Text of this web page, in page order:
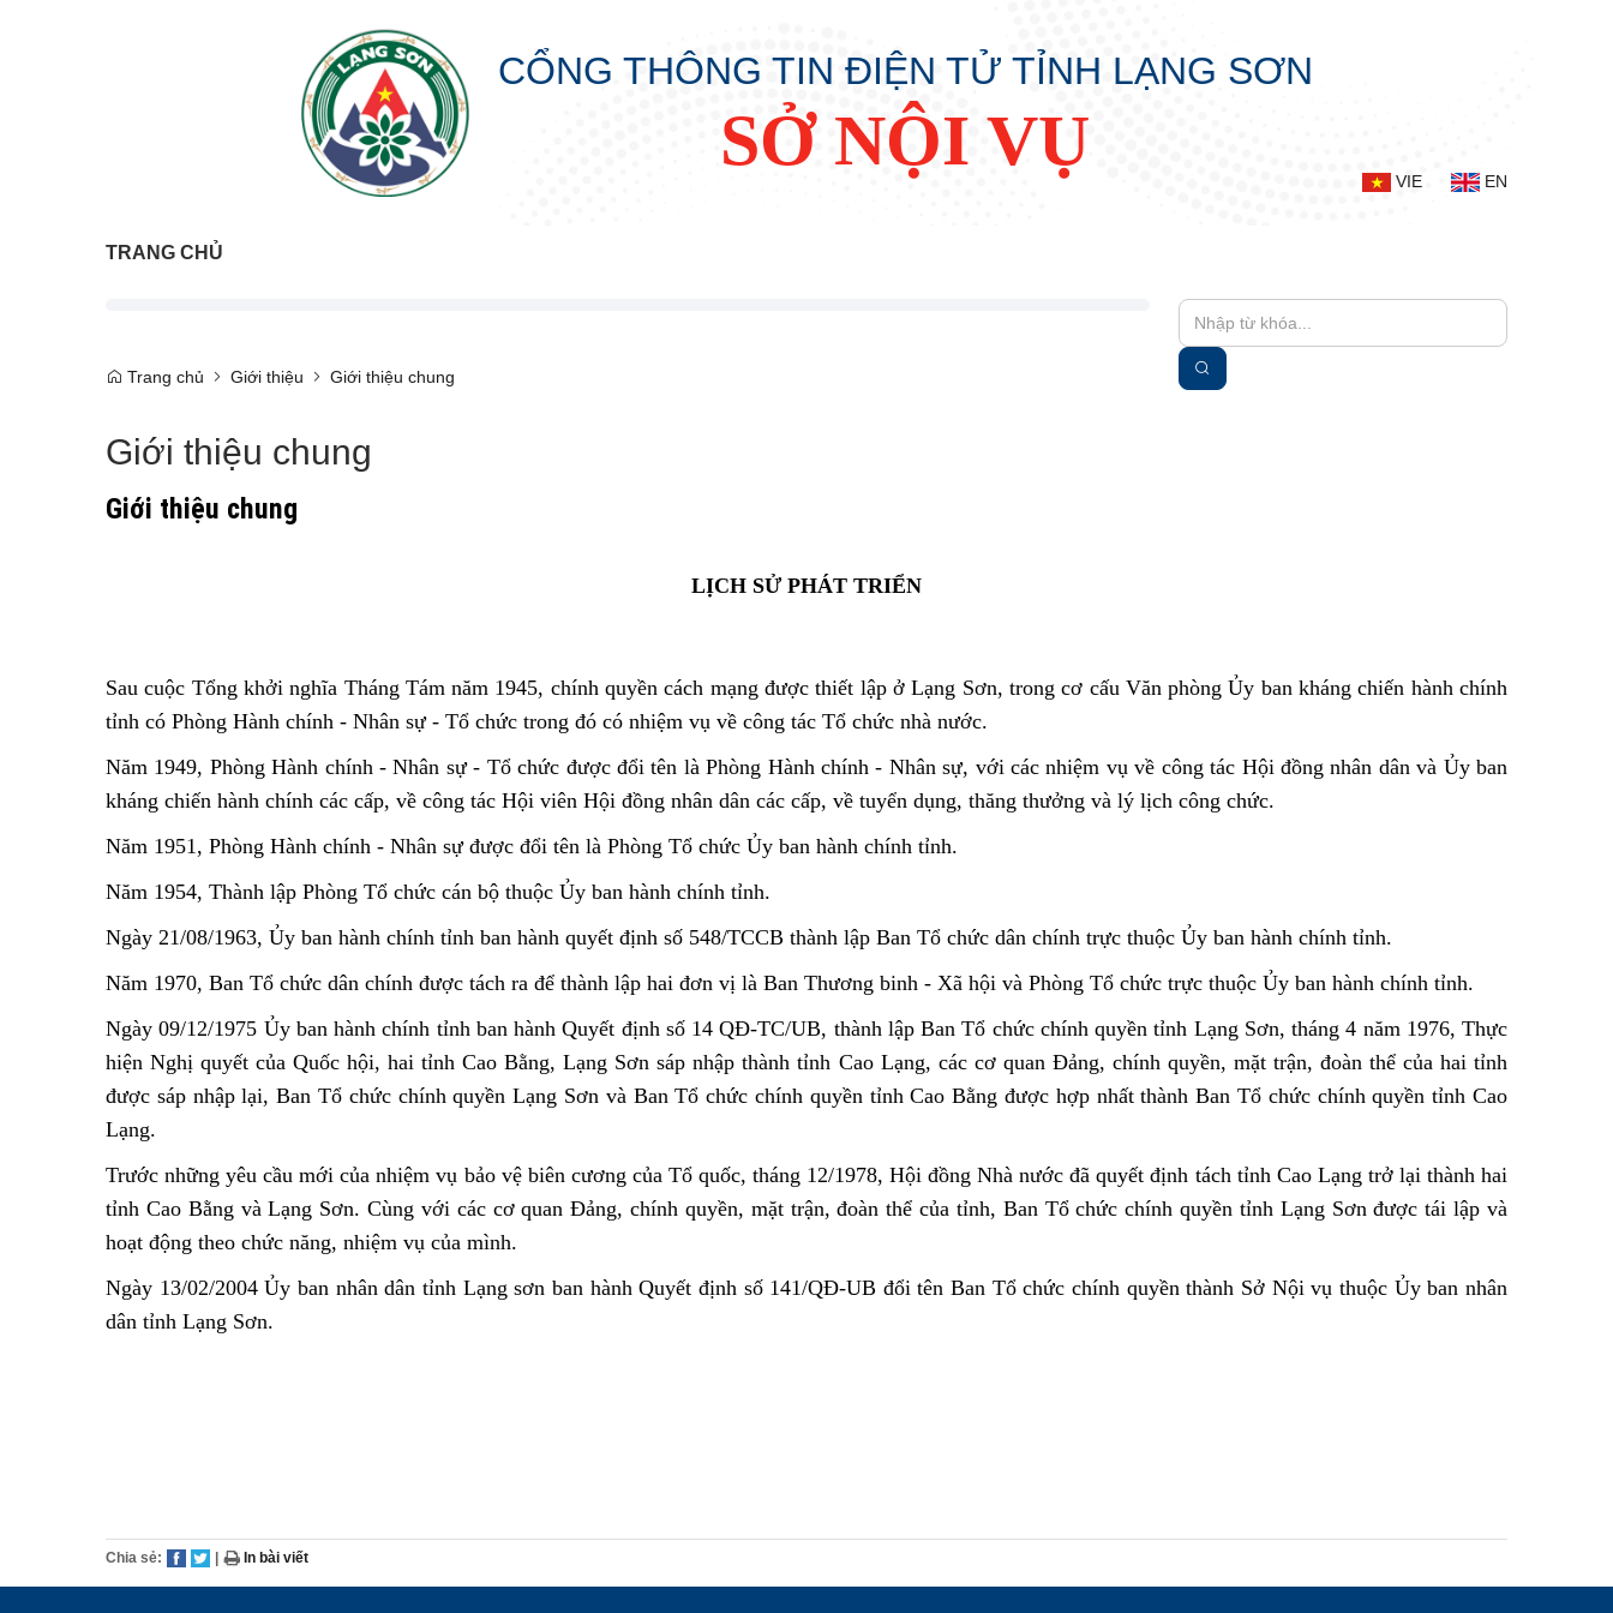
CỔNG THÔNG TIN ĐIỆN TỬ TỈNH LẠNG SƠN
SỞ NỘI VỤ
VIE EN
TRANG CHỦ
Trang chủ Giới thiệu Giới thiệu chung
Giới thiệu chung
Giới thiệu chung
LỊCH SỬ PHÁT TRIỂN
Sau cuộc Tổng khởi nghĩa Tháng Tám năm 1945, chính quyền cách mạng được thiết lập ở Lạng Sơn, trong cơ cấu Văn phòng Ủy ban kháng chiến hành chính
tỉnh có Phòng Hành chính - Nhân sự - Tổ chức trong đó có nhiệm vụ về công tác Tổ chức nhà nước.
Năm 1949, Phòng Hành chính - Nhân sự - Tổ chức được đổi tên là Phòng Hành chính - Nhân sự, với các nhiệm vụ về công tác Hội đồng nhân dân và Ủy ban
kháng chiến hành chính các cấp, về công tác Hội viên Hội đồng nhân dân các cấp, về tuyển dụng, thăng thưởng và lý lịch công chức.
Năm 1951, Phòng Hành chính - Nhân sự được đổi tên là Phòng Tổ chức Ủy ban hành chính tỉnh.
Năm 1954, Thành lập Phòng Tổ chức cán bộ thuộc Ủy ban hành chính tỉnh.
Ngày 21/08/1963, Ủy ban hành chính tỉnh ban hành quyết định số 548/TCCB thành lập Ban Tổ chức dân chính trực thuộc Ủy ban hành chính tỉnh.
Năm 1970, Ban Tổ chức dân chính được tách ra để thành lập hai đơn vị là Ban Thương binh - Xã hội và Phòng Tổ chức trực thuộc Ủy ban hành chính tỉnh.
Ngày 09/12/1975 Ủy ban hành chính tỉnh ban hành Quyết định số 14 QĐ-TC/UB, thành lập Ban Tổ chức chính quyền tỉnh Lạng Sơn, tháng 4 năm 1976, Thực
hiện Nghị quyết của Quốc hội, hai tỉnh Cao Bằng, Lạng Sơn sáp nhập thành tỉnh Cao Lạng, các cơ quan Đảng, chính quyền, mặt trận, đoàn thể của hai tỉnh
được sáp nhập lại, Ban Tổ chức chính quyền Lạng Sơn và Ban Tổ chức chính quyền tỉnh Cao Bằng được hợp nhất thành Ban Tổ chức chính quyền tỉnh Cao
Lạng.
Trước những yêu cầu mới của nhiệm vụ bảo vệ biên cương của Tổ quốc, tháng 12/1978, Hội đồng Nhà nước đã quyết định tách tỉnh Cao Lạng trở lại thành hai
tỉnh Cao Bằng và Lạng Sơn. Cùng với các cơ quan Đảng, chính quyền, mặt trận, đoàn thể của tỉnh, Ban Tổ chức chính quyền tỉnh Lạng Sơn được tái lập và
hoạt động theo chức năng, nhiệm vụ của mình.
Ngày 13/02/2004 Ủy ban nhân dân tỉnh Lạng sơn ban hành Quyết định số 141/QĐ-UB đổi tên Ban Tổ chức chính quyền thành Sở Nội vụ thuộc Ủy ban nhân
dân tỉnh Lạng Sơn.
Chia sẻ: | In bài viết